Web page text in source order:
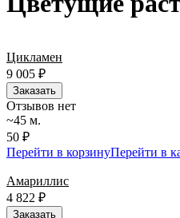
Цикламен
9 005 ₽
Заказать
Отзывов нет
~45 м.
50 ₽
Перейти в корзинуПерейти в
Амариллис
4 822 ₽
Заказать